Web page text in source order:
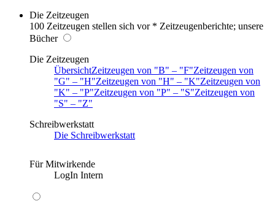
Die Zeitzeugen
100 Zeitzeugen stellen sich vor * Zeitzeugenberichte; unsere
Bücher
Die Zeitzeugen
ÜbersichtZeitzeugen von B – F Zeitzeugen von
G
– H Zeitzeugen von H – K Zeitzeugen von
K
– P Zeitzeugen von P – S Zeitzeugen von
S
–
Z
Schreibwerkstatt
Die Schreibwerkstatt
Für Mitwirkende
LogIn Intern